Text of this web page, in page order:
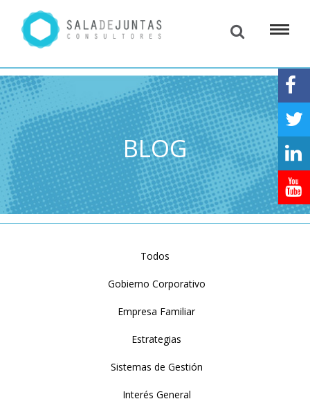
BLOG
Todos
Gobierno Corporativo
Empresa Familiar
Estrategias
Sistemas de Gestión
Interés General